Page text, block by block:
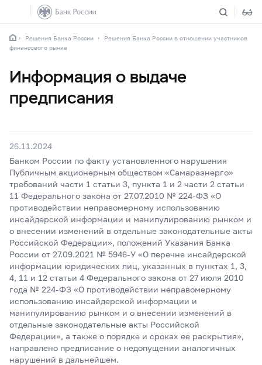
Решения Банка России
Решения Банка России в отношении участников
финансового рынка
Информация о выдаче
предписания
26.11.2024
Банком России по факту установленного нарушения
Публичным акционерным обществом «Самараэнерго»
требований части 1 статьи 3, пункта 1 и 2 части 2 статьи
11 Федерального закона от 27.07.2010 № 224-ФЗ «О
противодействии неправомерному использованию
инсайдерской информации и манипулированию рынком и
о внесении изменений в отдельные законодательные акты
Российской Федерации», положений Указания Банка
России от 27.09.2021 № 5946-У «О перечне инсайдерской
информации юридических лиц, указанных в пунктах 1, 3,
4, 11 и 12 статьи 4 Федерального закона от 27 июля 2010
года № 224-ФЗ «О противодействии неправомерному
использованию инсайдерской информации и
манипулированию рынком и о внесении изменений в
отдельные законодательные акты Российской
Федерации», а также о порядке и сроках ее раскрытия»,
направлено предписание о недопущении аналогичных
нарушений в дальнейшем.